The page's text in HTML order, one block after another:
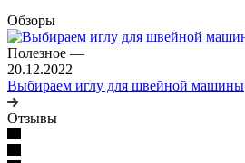
Обзоры
Полезное —
20.12.2022
Выбираем иглу для швейной машины
Отзывы